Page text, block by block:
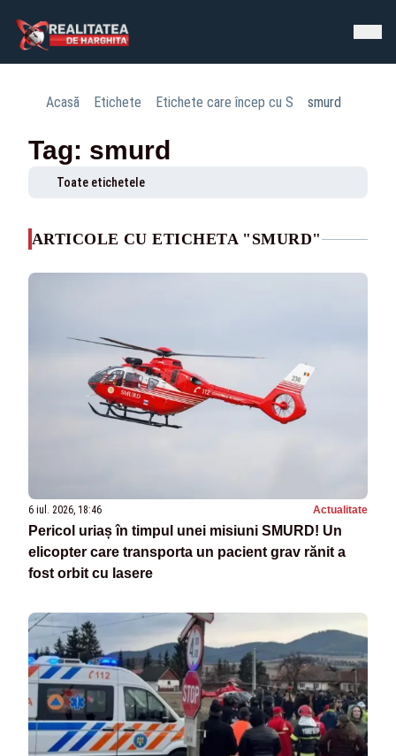
Acasă Etichete Etichete care încep cu S smurd
Tag: smurd
Toate etichetele
ARTICOLE CU ETICHETA "SMURD"
6 iul. 2026, 18:46 Actualitate
Pericol uriaș în timpul unei misiuni SMURD! Un
elicopter care transporta un pacient grav rănit a
fost orbit cu lasere